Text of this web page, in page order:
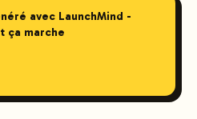
avec LaunchMind -
ça marche